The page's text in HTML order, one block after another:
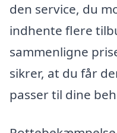
den service, du
indhente flere
sammenligne
sikrer, at du får
passer til dine